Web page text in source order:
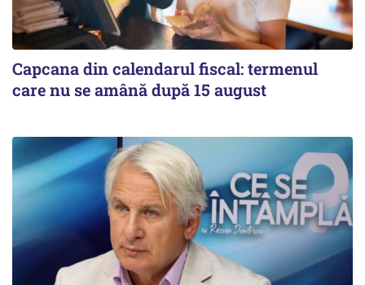
Capcana din calendarul fiscal: termenul
care nu se amână după 15 august